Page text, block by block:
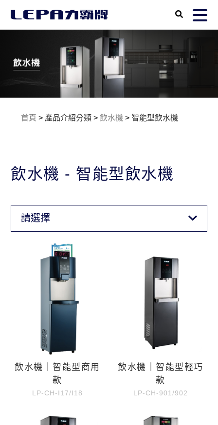
首頁 > 產品介紹分類 > 飲水機 > 智能型飲水機
飲水機 - 智能型飲水機
請選擇
飲水機｜智能型商用
款
LP-CH-I17/I18
飲水機｜智能型輕巧
款
LP-CH-901/902